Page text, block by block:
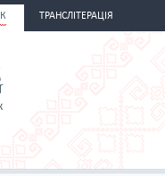
ТРАНСЛІТЕРАЦІЯ